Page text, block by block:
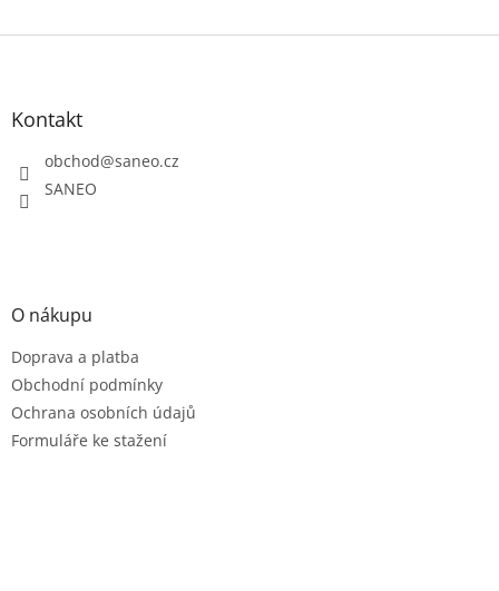
Z
Kontakt
obchod@saneo.cz
SANEO
O nákupu
Doprava a platba
Obchodní podmínky
Ochrana osobních údajů
Formuláře ke stažení